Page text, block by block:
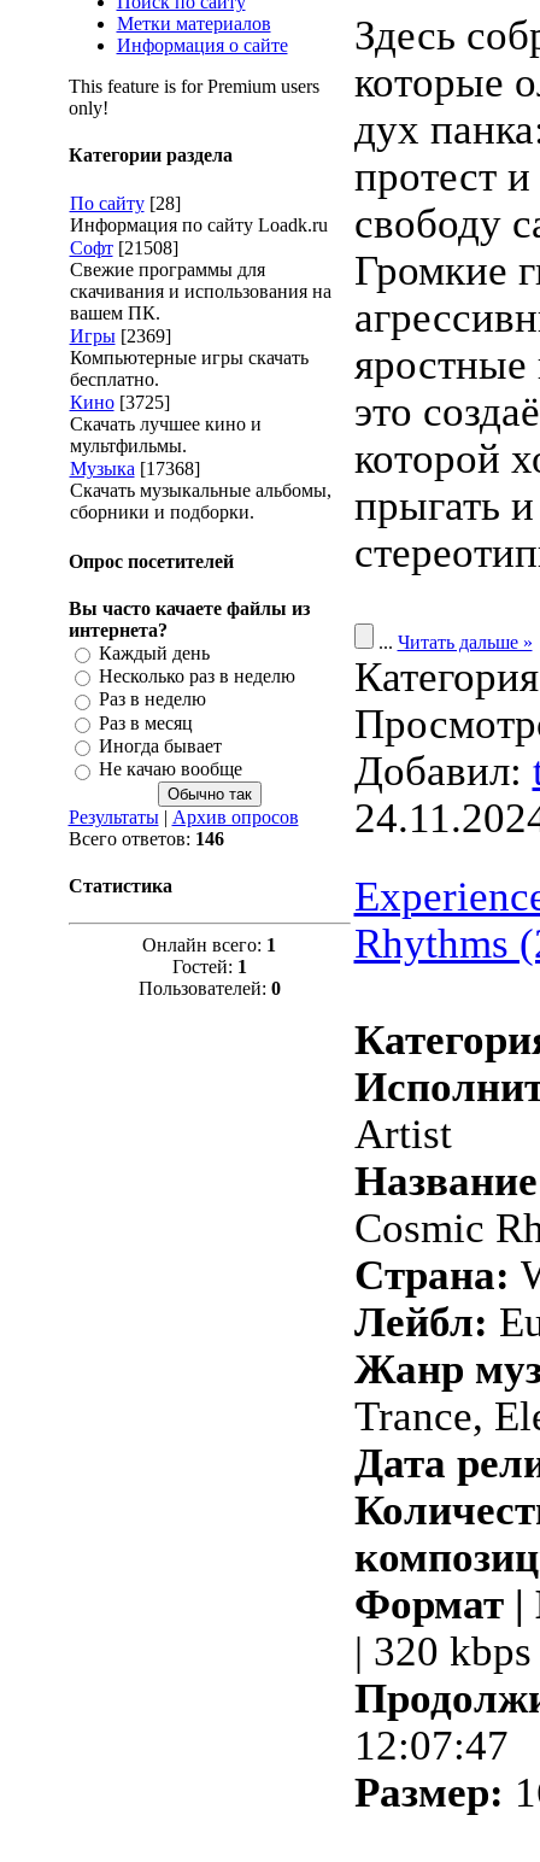
Метки материалов
Информация о сайте
This feature is for Premium users
only!
Категории раздела
По сайту [28]
Информация по сайту Loadk.ru
Софт [21508]
Свежие программы для
скачивания и использования на
вашем ПК.
Игры [2369]
Компьютерные игры скачать
бесплатно.
Кино [3725]
Скачать лучшее кино и
мультфильмы.
Музыка [17368]
Скачать музыкальные альбомы,
сборники и подборки.
Опрос посетителей
Вы часто качаете файлы из
интернета?
Каждый день
Несколько раз в неделю
Раз в неделю
Раз в месяц
Иногда бывает
Не качаю вообще
Результаты| Архив опросов
Всего ответов: 146
Статистика
Онлайн всего: 1
Гостей: 1
Пользователей: 0
Здесь
которые
дух
протест
свободу
Громкие
яростные
это
которой
прыгать
... Читать дальше »
Добавил:
Rhythms
Artist
Cosmic
Страна:
Лейбл:
Жанр
Trance,
Дата
Формат |
| 320 kbps
12:07:47
Размер: